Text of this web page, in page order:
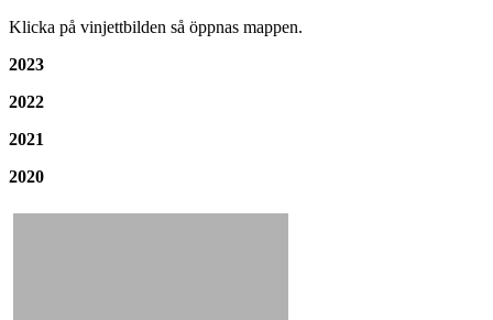
Klicka på vinjettbilden så öppnas mappen.
2023
2022
2021
2020